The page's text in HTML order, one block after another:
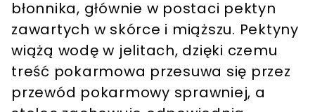
błonnika, głównie w postaci pektyn
zawartych w skórce i miąższu. Pektyny
wiążą wodę w jelitach, dzięki czemu
treść pokarmowa przesuwa się przez
przewód pokarmowy sprawniej, a